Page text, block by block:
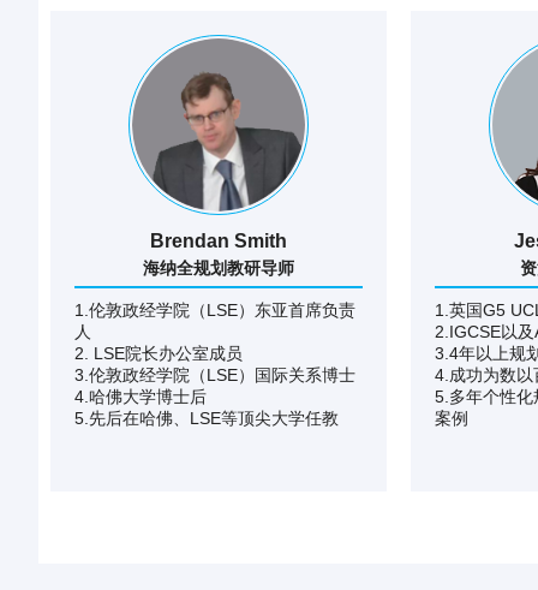
Brendan Smith
海纳全规划教研导师
1.伦敦政经学院（LSE）东亚首席负责
人
2. LSE院长办公室成员
3.伦敦政经学院（LSE）国际关系博士
4.哈佛大学博士后
5.先后在哈佛、LSE等顶尖大学任教
1.英国G5
2.IGCSE以
3.4年以上规
4.成功为数以
5.多年个性化
案例